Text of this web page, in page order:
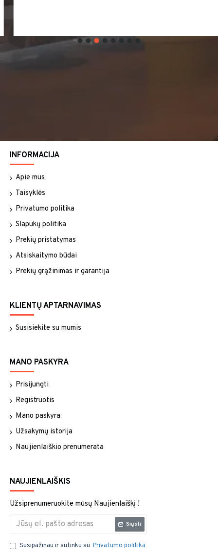
INFORMACIJA
Apie mus
Taisyklės
Privatumo politika
Slapukų politika
Prekių pristatymas
Atsiskaitymo būdai
Prekių grąžinimas ir garantija
KLIENTŲ APTARNAVIMAS
Susisiekite su mumis
MANO PASKYRA
Prisijungti
Registruotis
Mano paskyra
Užsakymų istorija
Naujienlaiškio prenumerata
NAUJIENLAIŠKIS
Užsiprenumeruokite mūsų Naujienlaiškį !
Siųsti
Susipažinau ir sutinku su Privatumo politika